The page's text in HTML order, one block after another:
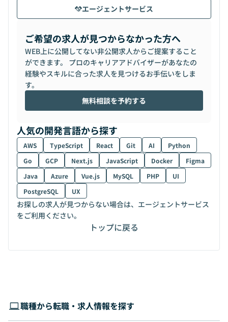
エージェントサービス
ご希望の求人が見つからなかった方へ
WEB上に公開してない非公開求人からご提案すること
ができます。 プロのキャリアアドバイザーがあなたの
経験やスキルに合った求人を見つけるお手伝いをしま
す。
無料相談を予約する
人気の開発言語から探す
AWS TypeScript React Git AI
Python
Go
GCP Next.js JavaScript Docker
Figma
Java
Azure Vue.js MySQL PHP
UI
PostgreSQL
UX
お探しの求人が見つからない場合は、エージェントサービス
をご利用ください。
トップに戻る
職種から転職・求人情報を探す